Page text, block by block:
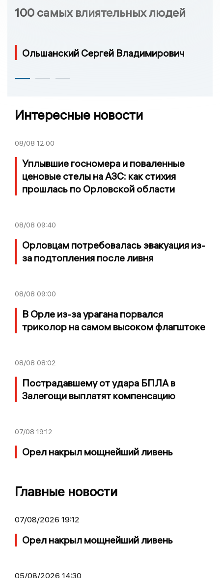
100 самых влиятельных людей
Ольшанский Сергей Владимирович
Интересные новости
08/08 12:00
Уплывшие госномера и поваленные
ценовые стелы на АЗС: как стихия
прошлась по Орловской области
08/08 09:40
Орловцам потребовалась эвакуация из-
за подтопления после ливня
08/08 09:00
В Орле из-за урагана порвался
триколор на самом высоком флагштоке
08/08 08:02
Пострадавшему от удара БПЛА в
Залегощи выплатят компенсацию
07/08 19:12
Орел накрыл мощнейший ливень
Главные новости
07/08/2026 19:12
Орел накрыл мощнейший ливень
05/08/2026 14:30